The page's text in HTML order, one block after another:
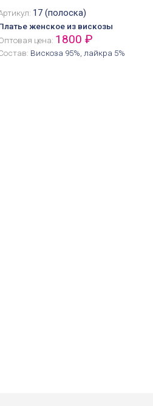
17 (полоска)
женское из вискозы
цена: 1800 ₽
Вискоза 95%, лайкра 5%